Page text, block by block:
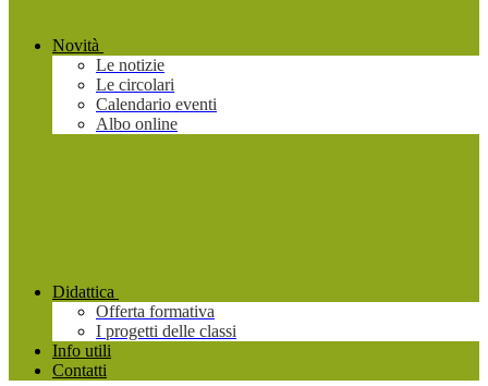
Novità
Le notizie
Le circolari
Calendario eventi
Albo online
Didattica
Offerta formativa
I progetti delle classi
Info utili
Contatti